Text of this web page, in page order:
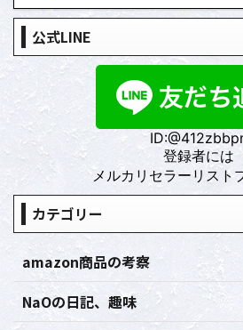
公式LINE
登録者には
メルカリセラーリスト
カテゴリー
amazon商品の考察
NaOの日記、趣味